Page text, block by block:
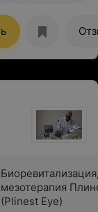
мезотерапия
(Plinest Eye)